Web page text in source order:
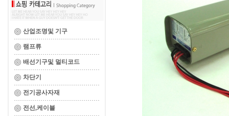
산업조명및 기구
램프류
배선기구및 멀티코드
차단기
전기공사자재
전선,케이블